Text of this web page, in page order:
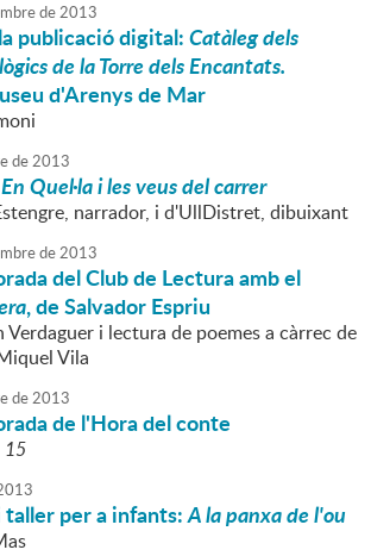
de2013
publicació digital:Catàleg dels
de la Torre dels Encantats.
d'Arenys de Mar
de2013
En Quel·la i les veus del carrer
narrador, i d'UllDistret, dibuixant
de2013
del Club de Lectura amb el
, de Salvador Espriu
Verdaguer i lectura de poemes a càrrec de
Vila
de2013
de l'Hora del conte
15
taller per a infants:A la panxa de l'ou